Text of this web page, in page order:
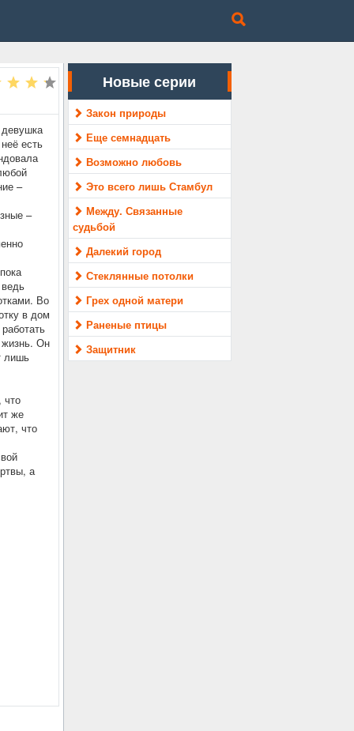
девушка
есть
–
–
Во
в дом
жизнь. Он
лишь
что
же
что
а
Новые серии
Закон природы
Еще семнадцать
Возможно любовь
Это всего лишь Стамбул
Между. Связанные
судьбой
Далекий город
Стеклянные потолки
Грех одной матери
Раненые птицы
Защитник